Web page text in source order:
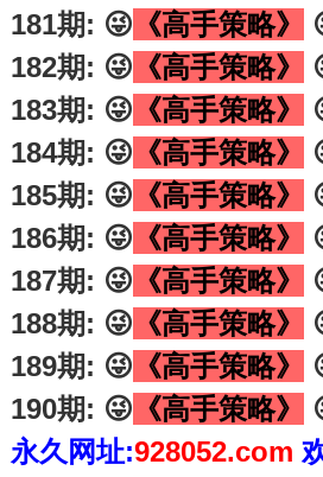
181期: 😜 《高手策略》
182期: 😜 《高手策略》
183期: 😜 《高手策略》
184期: 😜 《高手策略》
185期: 😜 《高手策略》
186期: 😜 《高手策略》
187期: 😜 《高手策略》
188期: 😜 《高手策略》
189期: 😜 《高手策略》
190期: 😜 《高手策略》
永久网址:928052.com